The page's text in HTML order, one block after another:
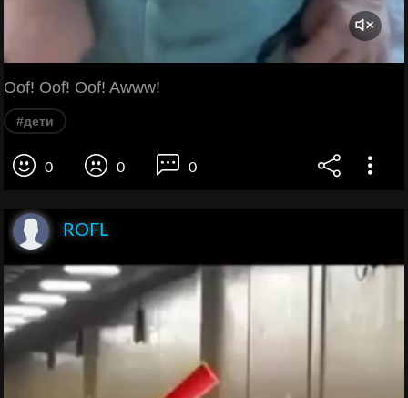
Oof! Oof! Oof! Awww!
#дети
0 0 0
ROFL